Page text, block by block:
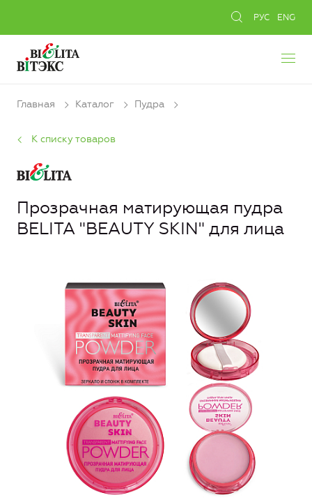
РУС ENG
Главная Каталог Пудра
К списку товаров
Прозрачная матирующая пудра
BELITA "BEAUTY SKIN" для лица